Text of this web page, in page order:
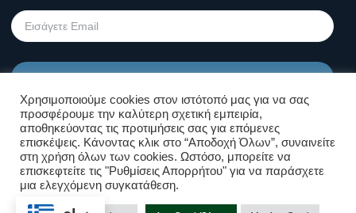
Όροι Χρήσης Σελίδας & Πολιτική
Απορρήτου
Χρησιμοποιούμε cookies στον ιστότοπό μας για να σας
προσφέρουμε την καλύτερη σχετική εμπειρία,
αποθηκεύοντας τις προτιμήσεις σας για επόμενες
επισκέψεις. Κάνοντας κλικ στο “Αποδοχή Όλων”, συναινείτε
στη χρήση όλων των cookies. Ωστόσο, μπορείτε να
επισκεφτείτε τις "Ρυθμίσεις Απορρήτου" για να παράσχετε
μια ελεγχόμενη συγκατάθεση.
Επικοινωνήστε μαζί μας!